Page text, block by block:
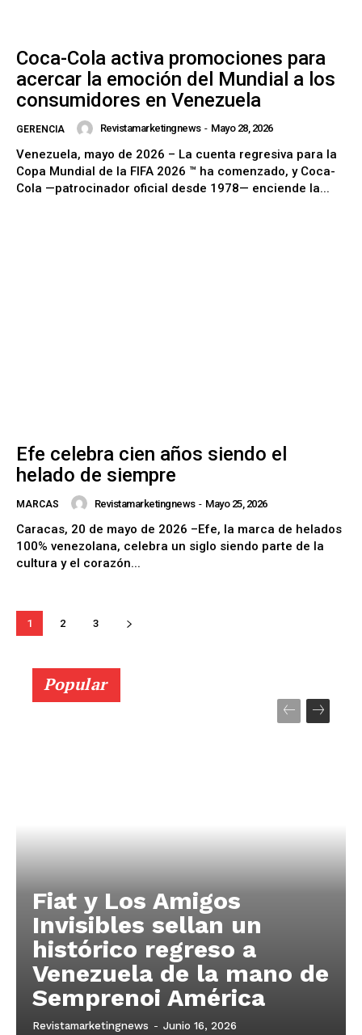
Coca-Cola activa promociones para
acercar la emoción del Mundial a los
consumidores en Venezuela
GERENCIA Revistamarketingnews - Mayo 28, 2026
Venezuela, mayo de 2026 – La cuenta regresiva para la
Copa Mundial de la FIFA 2026 ™ ha comenzado, y Coca-
Cola —patrocinador oficial desde 1978— enciende la...
Efe celebra cien años siendo el
helado de siempre
MARCAS Revistamarketingnews - Mayo 25, 2026
Caracas, 20 de mayo de 2026 –Efe, la marca de helados
100% venezolana, celebra un siglo siendo parte de la
cultura y el corazón...
1 2 3
Popular
Fiat y Los Amigos
Invisibles sellan un
histórico regreso a
Venezuela de la mano de
Semprenoi América
Revistamarketingnews - Junio 16, 2026